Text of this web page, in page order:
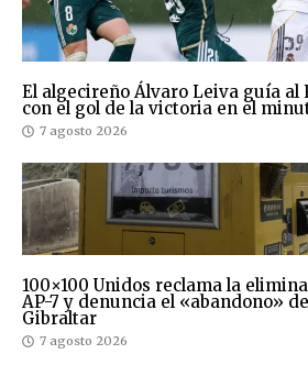
El algecireño Álvaro Leiva guía al
con el gol de la victoria en el
7 agosto 2026
100×100 Unidos reclama la
AP-7 y denuncia el «abandono»
Gibraltar
7 agosto 2026